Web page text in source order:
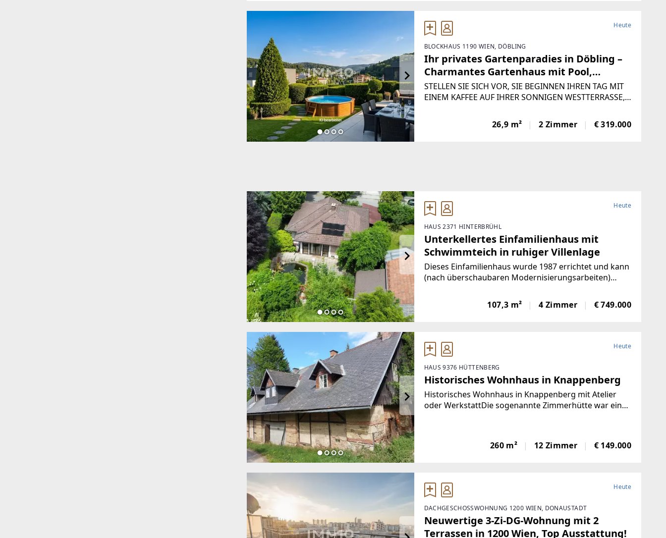
Heute
BLOCKHAUS 1190 WIEN, DÖBLING
Ihr privates Gartenparadies in Döbling –
Charmantes Gartenhaus mit Pool,
Sonnenterrasse & traumhaftem Ausblick!
STELLEN SIE SICH VOR, SIE BEGINNEN IHREN TAG MIT
EINEM KAFFEE AUF IHRER SONNIGEN WESTTERRASSE,
ABEND BEI EINEM SPRUNG IN DEN EIGENEN POOL
AUSKLINGEN. DIESES AUSSERGEWÖHNLICHE
26,9 m² 2 Zimmer € 319.000
Heute
HAUS 2371 HINTERBRÜHL
Unterkellertes Einfamilienhaus mit
Schwimmteich in ruhiger Villenlage
Dieses Einfamilienhaus wurde 1987 errichtet und kann
(nach überschaubaren Modernisierungsarbeiten)
neuen Zuhause werden. Auf 107 m² Wohnfläche
können Sie Ihren Traum von einem Eigenheim
107,3 m² 4 Zimmer € 749.000
Heute
HAUS 9376 HÜTTENBERG
Historisches Wohnhaus in Knappenberg
Historisches Wohnhaus in Knappenberg mit Atelier
oder WerkstattDie sogenannte Zimmerhütte war eine
260 m² 12 Zimmer € 149.000
Heute
DACHGESCHOSSWOHNUNG 1200 WIEN, DONAUSTADT
Neuwertige 3-Zi-DG-Wohnung mit 2
Terrassen in 1200 Wien, Top Ausstattung!